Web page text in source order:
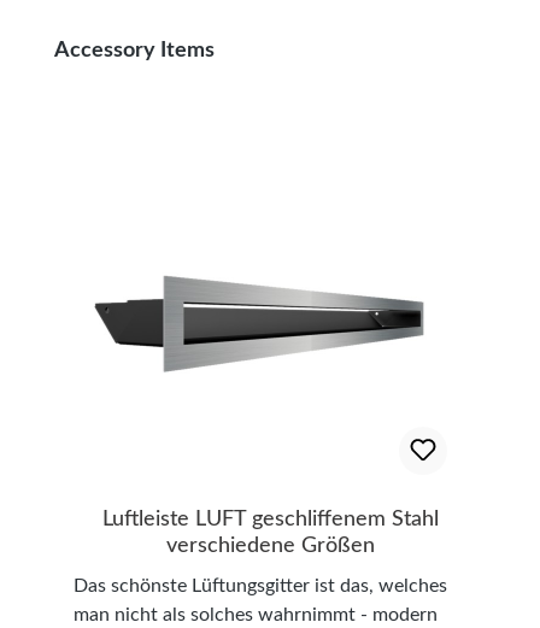
Produktgalerie überspringen
Accessory Items
Luftleiste LUFT geschliffenem Stahl
verschiedene Größen
Das schönste Lüftungsgitter ist das, welches
man nicht als solches wahrnimmt - modern